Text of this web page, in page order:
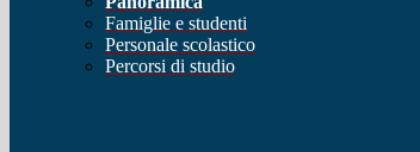
Famiglie e studenti
Personale scolastico
Percorsi di studio